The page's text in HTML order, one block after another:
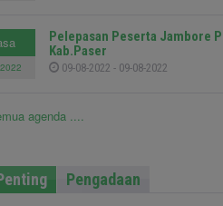
Pelepasan Peserta Jambore
Kab.Paser
09-08-2022 - 09-08-2022
agenda ....
Pengadaan